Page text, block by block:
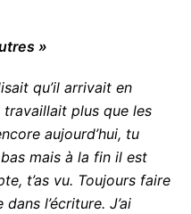
»
qu’il arrivait en
travaillait plus que les
aujourd’hui, tu
mais à la fin il est
t’as vu. Toujours faire
l’écriture. J’ai